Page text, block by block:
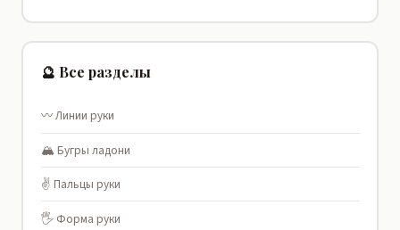
🔮 Все разделы
〰️ Линии руки
🏔️ Бугры ладони
✌️ Пальцы руки
🖐️ Форма руки